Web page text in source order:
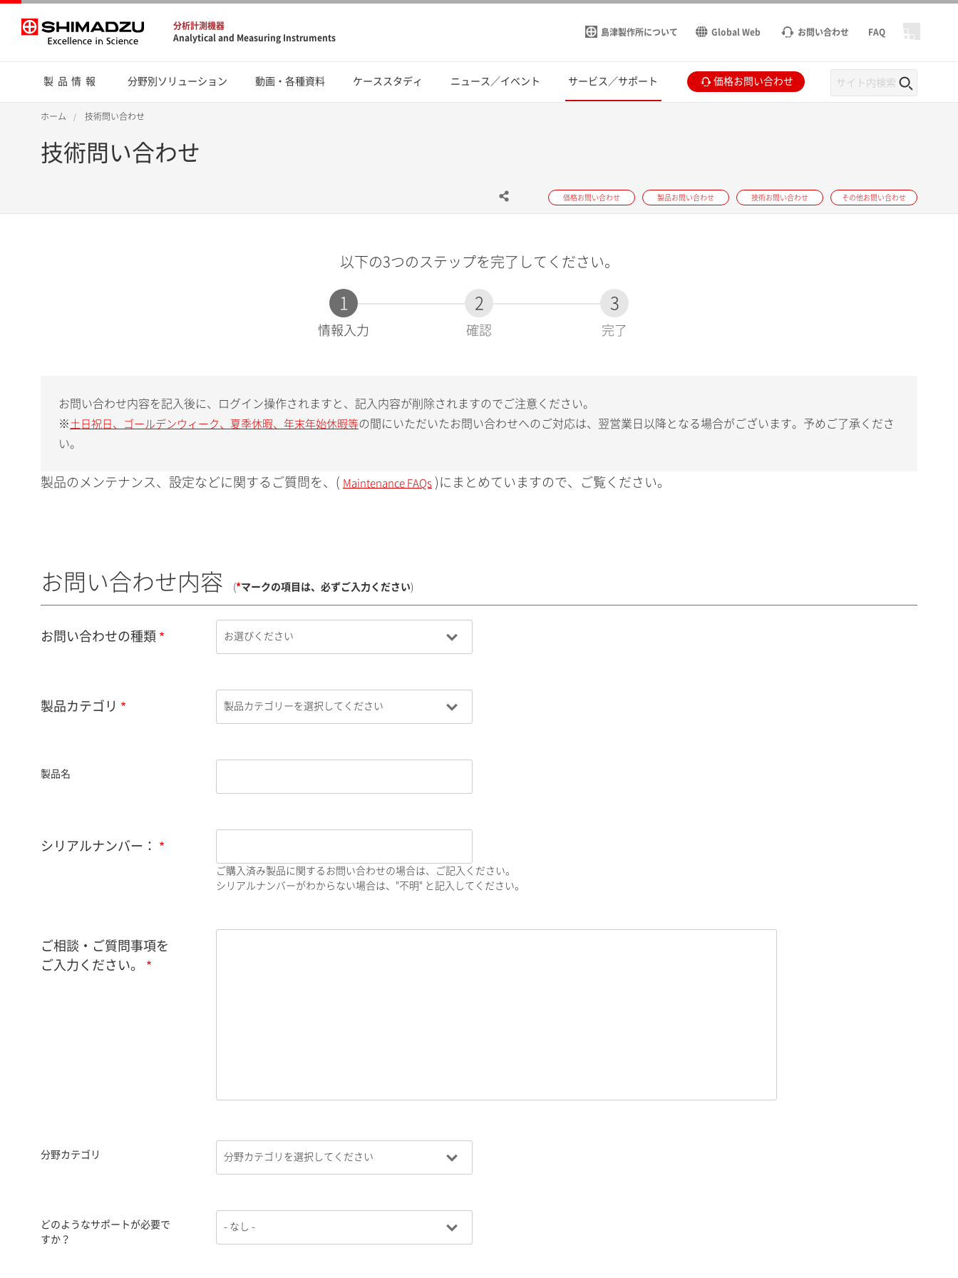
分析計測機器
Analytical and Measuring Instruments
島津製作所について Global Web お問い合わせ FAQ
製品情報 分野別ソリューション 動画・各種資料 ケーススタディ ニュース／イベント サービス／サポート 価格お問い合わせ
ホーム 技術問い合わせ
技術問い合わせ
価格お問い合わせ 製品お問い合わせ 技術お問い合わせ その他お問い合わせ
以下の3つのステップを完了してください。
1
現
情報入力
2
確認
3
完了
お問い合わせ内容を記入後に、ログイン操作されますと、記入内容が削除されますのでご注意ください。
※ 土日祝日、ゴールデンウィーク、夏季休暇、年末年始休暇等の間にいただいたお問い合わせへのご対応は、翌営業日以降となる場合がございます。予めご了承くださ
い。
製品のメンテナンス、設定などに関するご質問を、( Maintenance FAQs )にまとめていますので、ご覧ください。
お問い合わせ内容 (*マークの項目は、必ずご入力ください)
お問い合わせの種類
製品カテゴリ
製品名
シリアルナンバー：
ご購入済み製品に関するお問い合わせの場合は、ご記入ください。
シリアルナンバーがわからない場合は、"不明" と記入してください。
ご相談・ご質問事項を
ご入力ください。
分野カテゴリ
どのようなサポートが必要で
すか？